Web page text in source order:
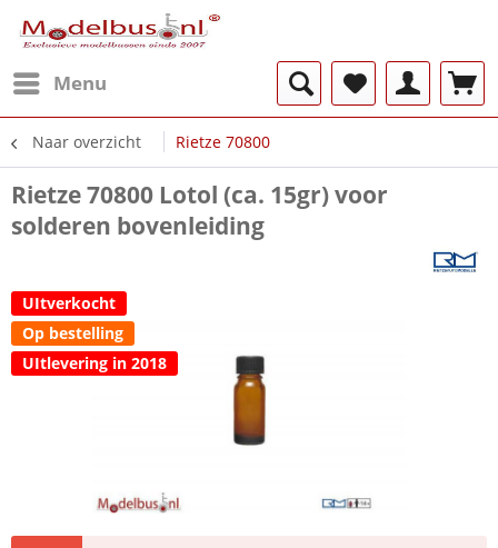
Menu
Naar overzicht Rietze 70800
Rietze 70800 Lotol (ca. 15gr) voor
solderen bovenleiding
UItverkocht
Op bestelling
UItlevering in 2018